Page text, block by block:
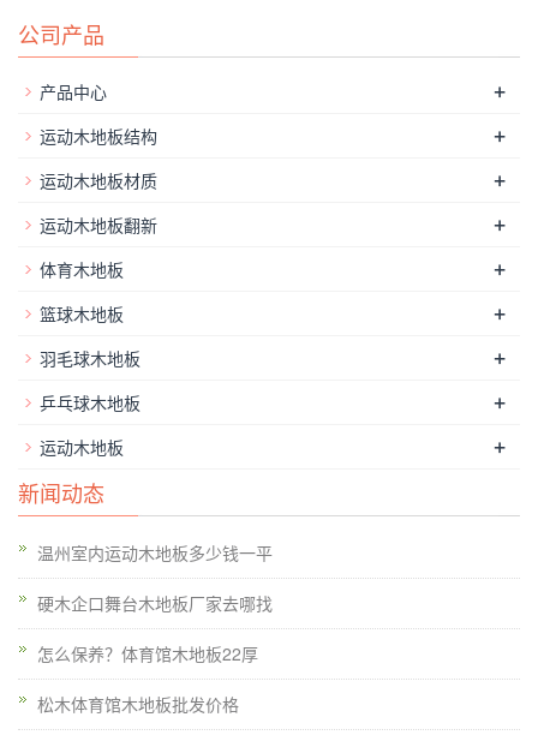
包含在里面，通常不是客户注意。体育木地板的消费厂家分析的
体育木地板的骨骼结构。殊不知，专业运动木地板应该是在体育
轨厂家，由于货源充足，质量可靠。然后将人的木结构从周围木
分离，使整个节点将散架，留下一个孔。
有许多类型的橡木地板，以及*流行的应该是美国红橡木。美国
红橡木地板的质量比国内橡木地板的更好，而且价格适中。美国
红橡木地板的欧氏体育木地板生产的销量一直不错。它采用高品
质的美国红橡木和独特的工艺。处理后的红橡木地板的喜爱和消
费者的认可。篮球馆木地板工程
后，水网管道必须通过压力测试，以确认其已满足设计要求，正
常使用不会影响到木地板。日常维护篮球木地板和体育木地板的
公司产品
产品中心 +
运动木地板结构 +
运动木地板材质 +
运动木地板翻新 +
体育木地板 +
篮球木地板 +
羽毛球木地板 +
乒乓球木地板 +
运动木地板 +
新闻动态
温州室内运动木地板多少钱一平
硬木企口舞台木地板厂家去哪找
怎么保养？体育馆木地板22厚
松木体育馆木地板批发价格